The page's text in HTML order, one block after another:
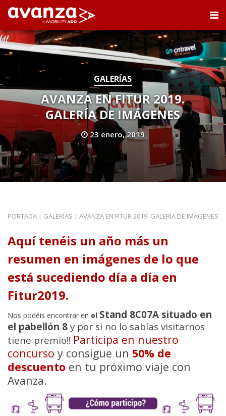
GALERÍAS
AVANZA EN FITUR 2019.
GALERÍA DE IMÁGENES
23 enero, 2019
PORTADA | GALERÍAS | AVANZA EN FITUR 2019. GALERÍA DE IMÁGENES
Aquí tenéis un año más un
resumen en imágenes de lo que
está sucediendo día a día en
Fitur2019.
Nos podéis encontrar en el Stand 8C07A situado en
el pabellón 8 y por si no lo sabías visitarnos
tiene premio!! Participa en nuestro
concurso y consigue un 50% de
descuento en tu próximo viaje con
Avanza.